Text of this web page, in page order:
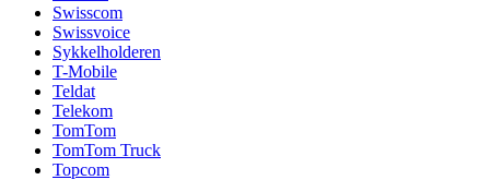
Swisscom
Swissvoice
Sykkelholderen
T-Mobile
Teldat
Telekom
TomTom
TomTom Truck
Topcom